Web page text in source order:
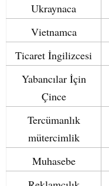
Ukraynaca
Vietnamca
Ticaret İngilizcesi
Yabancılar İçin
Çince
Tercümanlık
mütercimlik
Muhasebe